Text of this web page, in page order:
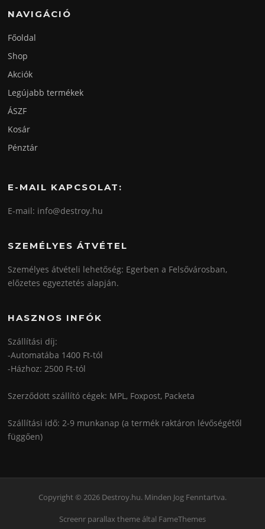
NAVIGÁCIÓ
Főoldal
Shop
Akciók
Legújabb termékek
ÁSZF
Kosár
Pénztár
E-MAIL KAPCSOLAT:
E-mail: info@destroy.hu
SZEMÉLYES ÁTVÉTEL
Személyes átvételi lehetőség: Egerben a Felsővárosban,
előzetes egyeztetés alapján.
HASZNOS INFÓK
Szállítási díj:
-Automatába 1400 Ft-tól
-Házhoz: 2500 Ft-tól
Szerződött szállító cégek: MPL, Foxpost, Packeta
Szállítási idő: 2-9 munkanap (a termék raktáron lévőségétől
függően)
Copyright © 2026 Destroy.hu. Minden Jog Fenntartva.
Screenr parallax themeáltal FameThemes